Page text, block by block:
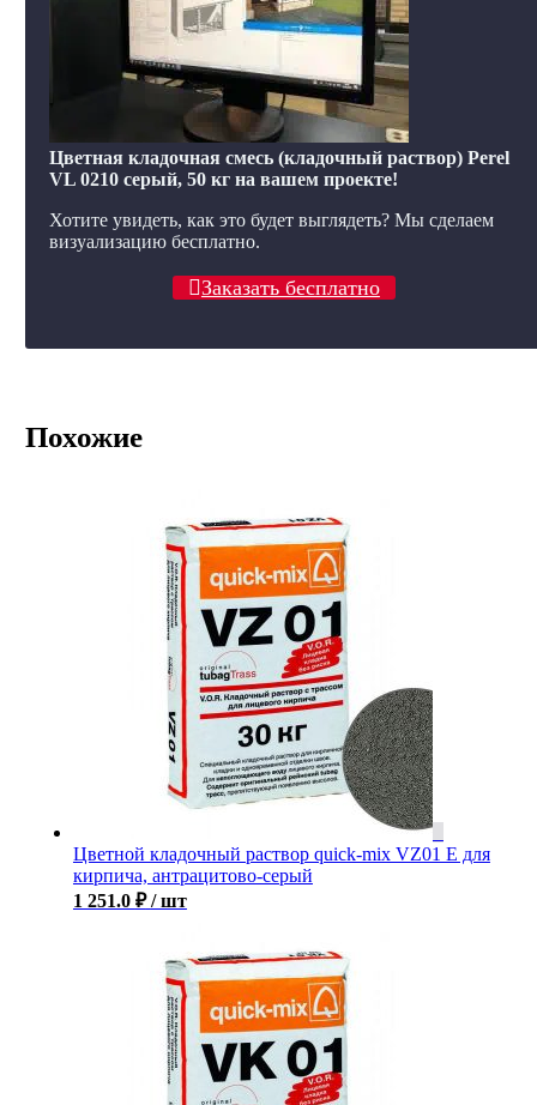
Цветная кладочная смесь (кладочный раствор) Perel
VL 0210 серый, 50 кг на вашем проекте!
Хотите увидеть, как это будет выглядеть? Мы сделаем
визуализацию бесплатно.
Заказать бесплатно
Похожие
Цветной кладочный раствор quick-mix VZ01 E для
кирпича, антрацитово-серый
1 251.0 ₽ / шт